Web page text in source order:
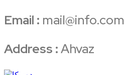
Email : mail@info.com
Address :Ahvaz